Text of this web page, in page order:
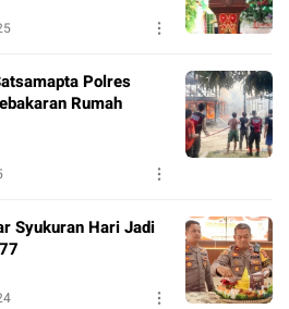
Polres
Rumah
Syukuran Hari Jadi